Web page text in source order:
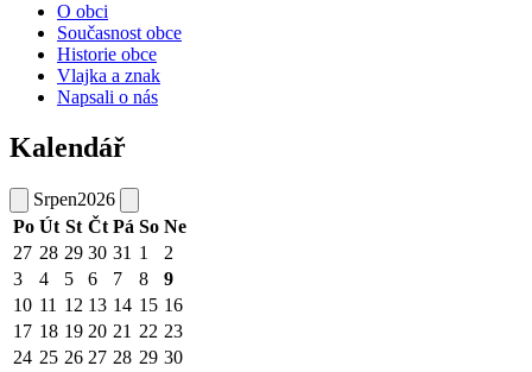
O obci
Současnost obce
Historie obce
Vlajka a znak
Napsali o nás
Kalendář
Srpen2026
Po Út St Čt Pá So Ne
27 28 29 30 31 1
2
3
4 5 6 7 8
9
10 11 12 13 14 15 16
17 18 19 20 21 22 23
24 25 26 27 28 29 30